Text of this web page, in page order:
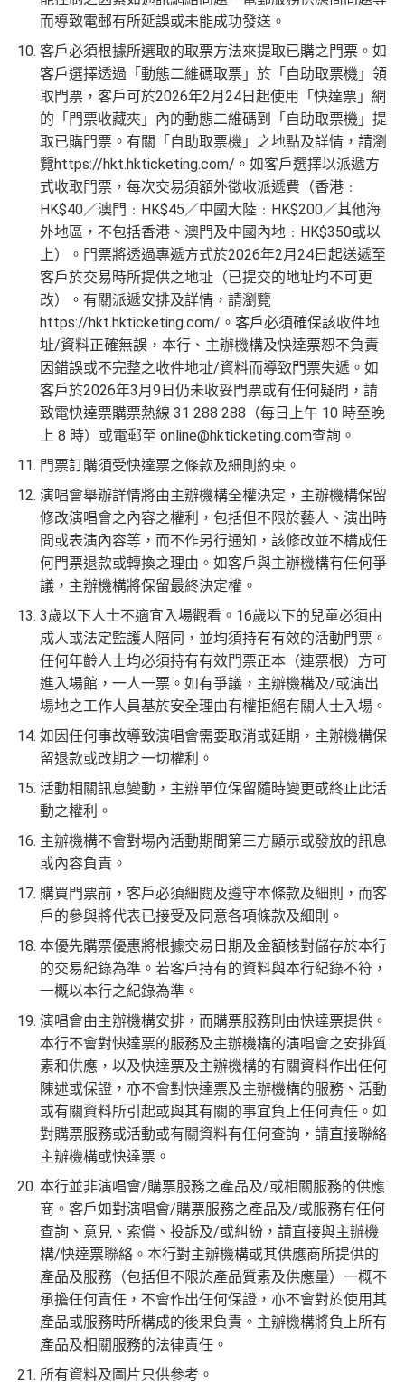
而導致電郵有所延誤或未能成功發送。
客戶必須根據所選取的取票方法來提取已購之門票。如
客戶選擇透過「動態二維碼取票」於「自助取票機」領
取門票，客戶可於2026年2月24日起使用「快達票」網
的「門票收藏夾」內的動態二維碼到「自助取票機」提
取已購門票。有關「自助取票機」之地點及詳情，請瀏
覽https://hkt.hkticketing.com/。如客戶選擇以派遞方
式收取門票，每次交易須額外徵收派遞費（香港﹕
HK$40／澳門﹕HK$45／中國大陸﹕HK$200／其他海
外地區，不包括香港、澳門及中國內地﹕HK$350或以
上）。門票將透過專遞方式於2026年2月24日起送遞至
客戶於交易時所提供之地址（已提交的地址均不可更
改）。有關派遞安排及詳情，請瀏覽
https://hkt.hkticketing.com/。客戶必須確保該收件地
址/資料正確無誤，本行、主辦機構及快達票恕不負責
因錯誤或不完整之收件地址/資料而導致門票失遞。如
客戶於2026年3月9日仍未收妥門票或有任何疑問，請
致電快達票購票熱線 31 288 288（每日上午 10 時至晚
上 8 時）或電郵至 online@hkticketing.com查詢。
門票訂購須受快達票之條款及細則約束。
演唱會舉辦詳情將由主辦機構全權決定，主辦機構保留
修改演唱會之內容之權利，包括但不限於藝人、演出時
間或表演內容等，而不作另行通知，該修改並不構成任
何門票退款或轉換之理由。如客戶與主辦機構有任何爭
議，主辦機構將保留最終決定權。
3歲以下人士不適宜入場觀看。16歲以下的兒童必須由
成人或法定監護人陪同，並均須持有有效的活動門票。
任何年齡人士均必須持有有效門票正本（連票根）方可
進入場館，一人一票。如有爭議，主辦機構及/或演出
場地之工作人員基於安全理由有權拒絕有關人士入場。
如因任何事故導致演唱會需要取消或延期，主辦機構保
留退款或改期之一切權利。
活動相關訊息變動，主辦單位保留隨時變更或終止此活
動之權利。
主辦機構不會對場內活動期間第三方顯示或發放的訊息
或內容負責。
購買門票前，客戶必須細閱及遵守本條款及細則，而客
戶的參與將代表已接受及同意各項條款及細則。
本優先購票優惠將根據交易日期及金額核對儲存於本行
的交易紀錄為準。若客戶持有的資料與本行紀錄不符，
一概以本行之紀錄為準。
演唱會由主辦機構安排，而購票服務則由快達票提供。
本行不會對快達票的服務及主辦機構的演唱會之安排質
素和供應，以及快達票及主辦機構的有關資料作出任何
陳述或保證，亦不會對快達票及主辦機構的服務、活動
或有關資料所引起或與其有關的事宜負上任何責任。如
對購票服務或活動或有關資料有任何查詢，請直接聯絡
主辦機構或快達票。
本行並非演唱會/購票服務之產品及/或相關服務的供應
商。客戶如對演唱會/購票服務之產品及/或服務有任何
查詢、意見、索償、投訴及/或糾紛，請直接與主辦機
構/快達票聯絡。本行對主辦機構或其供應商所提供的
產品及服務（包括但不限於產品質素及供應量）一概不
承擔任何責任，不會作出任何保證，亦不會對於使用其
產品或服務時所構成的後果負責。主辦機構將負上所有
產品及相關服務的法律責任。
所有資料及圖片只供參考。